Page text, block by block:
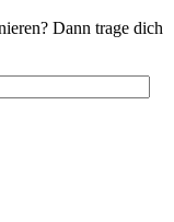
Dann trage dich